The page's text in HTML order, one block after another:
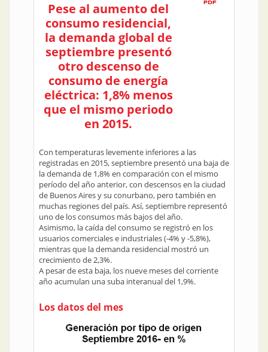
Pese al aumento del
consumo residencial,
la demanda global de
septiembre presentó
otro descenso de
consumo de energía
eléctrica: 1,8% menos
que el mismo periodo
en 2015.
Con temperaturas levemente inferiores a las
registradas en 2015, septiembre presentó una baja de
la demanda de 1,8% en comparación con el mismo
período del año anterior, con descensos en la ciudad
de Buenos Aires y su conurbano, pero también en
muchas regiones del país. Así, septiembre representó
uno de los consumos más bajos del año.
Asimismo, la caída del consumo se registró en los
usuarios comerciales e industriales (-4% y -5,8%),
mientras que la demanda residencial mostró un
crecimiento de 2,3%.
A pesar de esta baja, los nueve meses del corriente
año acumulan una suba interanual del 1,9%.
Los datos del mes